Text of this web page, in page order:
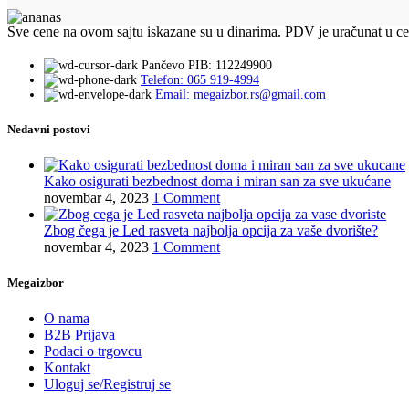
Sve cene na ovom sajtu iskazane su u dinarima. PDV je uračunat u
Pančevo PIB: 112249900
Telefon: 065 919-4994
Email: megaizbor.rs@gmail.com
Nedavni postovi
Kako osigurati bezbednost doma i miran san za sve ukućane
novembar 4, 2023 1 Comment
Zbog čega je Led rasveta najbolja opcija za vaše dvorište?
novembar 4, 2023 1 Comment
Megaizbor
O nama
B2B Prijava
Podaci o trgovcu
Kontakt
Uloguj se/Registruj se